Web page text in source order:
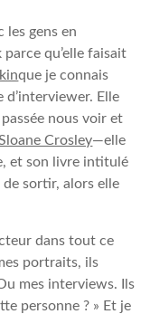
les gens en
qu’elle faisait
que je connais
d’interviewer. Elle
nous voir et
Crosley—elle
et son livre intitulé
de sortir, alors elle
dans tout ce
portraits, ils
mes interviews. Ils
personne ? » Et je